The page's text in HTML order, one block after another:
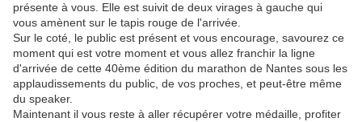
présente à vous. Elle est suivit de deux virages à gauche qui
vous amènent sur le tapis rouge de l'arrivée.
Sur le coté, le public est présent et vous encourage, savourez ce
moment qui est votre moment et vous allez franchir la ligne
d'arrivée de cette 40ème édition du marathon de Nantes sous les
applaudissements du public, de vos proches, et peut-être même
du speaker.
Maintenant il vous reste à aller récupérer votre médaille, profiter